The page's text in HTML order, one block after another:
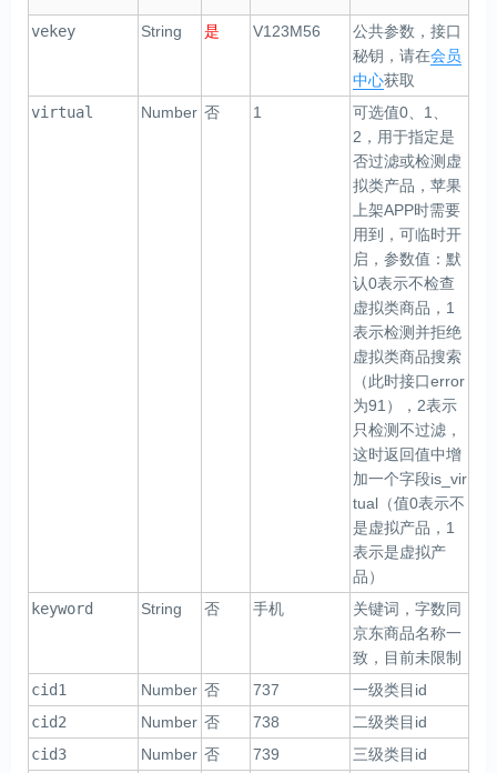
vekey String 是 V123M56
公共参数，接口
秘钥，请在会员
中心获取
virtual
Number 否 1
可选值0、1、
2，用于指定是
否过滤或检测虚
拟类产品，苹果
上架APP时需要
用到，可临时开
启，参数值：默
认0表示不检查
虚拟类商品，1
表示检测并拒绝
虚拟类商品搜索
（此时接口error
为91），2表示
只检测不过滤，
这时返回值中增
加一个字段is_vir
tual（值0表示不
是虚拟产品，1
表示是虚拟产
品）
keyword
String 否 手机
关键词，字数同
京东商品名称一
致，目前未限制
cid1
Number 否 737
一级类目id
cid2
Number 否 738
二级类目id
cid3
Number 否 739
三级类目id